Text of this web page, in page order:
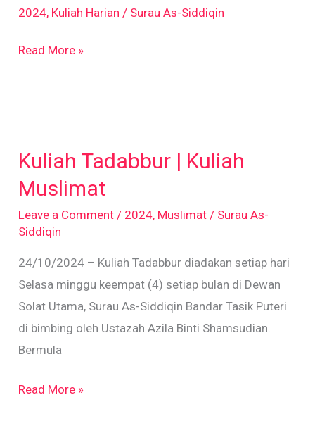
2024, Kuliah Harian / Surau As-Siddiqin
Read More »
Kuliah Tadabbur | Kuliah
Muslimat
Leave a Comment / 2024, Muslimat / Surau As-
Siddiqin
24/10/2024 – Kuliah Tadabbur diadakan setiap hari
Selasa minggu keempat (4) setiap bulan di Dewan
Solat Utama, Surau As-Siddiqin Bandar Tasik Puteri
di bimbing oleh Ustazah Azila Binti Shamsudian.
Bermula
Kuliah
Read More »